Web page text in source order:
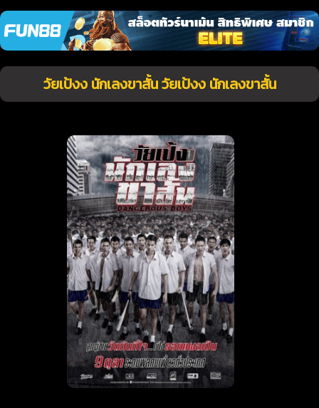
วัยเป้งง นักเลงขาสั้น วัยเป้งง นักเลงขาสั้น